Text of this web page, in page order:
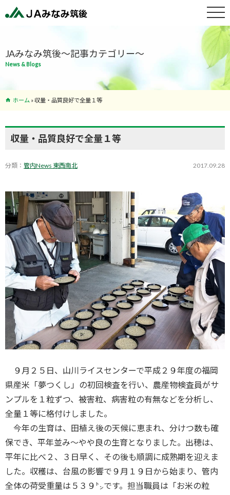
特産物紹介
サービス案
支店･ATM
JAみなみ筑後～記事カテゴリー～
News & Blogs
ホーム »収量・品質良好で全量１等
収量・品質良好で全量１等
分類： 管内News 東西南北 2017.09.28
９月２５日、山川ライスセンターで平成２９年度の福岡
県産米「夢つくし」の初回検査を行い、農産物検査員がサ
ンプルを１粒ずつ、被害粒、病害粒の有無などを分析し、
全量１等に格付けしました。
今年の生育は、田植え後の天候に恵まれ、分けつ数も確
保でき、平年並み～やや良の生育となりました。出穂は、
平年に比べ２、３日早く、その後も順調に成熟期を迎えま
した。収穫は、台風の影響で９月１９日から始まり、管内
全体の荷受重量は５３９㌧です。担当職員は「お米の粒